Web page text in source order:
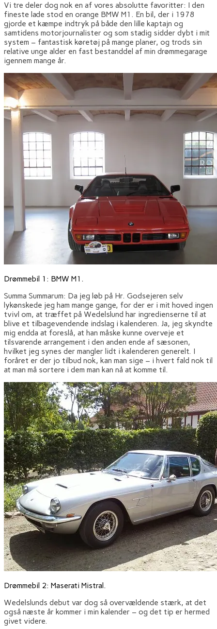
Vi tre deler dog nok en af vores absolutte favoritter: I den
fineste lade stod en orange BMW M1. En bil, der i 1978
gjorde et kæmpe indtryk på både den lille kaptajn og
samtidens motorjournalister og som stadig sidder dybt i mit
system – fantastisk køretøj på mange planer, og trods sin
relative unge alder en fast bestanddel af min drømmegarage
igennem mange år.
Drømmebil 1: BMW M1.
Summa Summarum: Da jeg løb på Hr. Godsejeren selv
lykønskede jeg ham mange gange, for der er i mit hoved ingen
tvivl om, at træffet på Wedelslund har ingredienserne til at
blive et tilbagevendende indslag i kalenderen. Ja, jeg skyndte
mig endda at foreslå, at han måske kunne overveje et
tilsvarende arrangement i den anden ende af sæsonen,
hvilket jeg synes der mangler lidt i kalenderen generelt. I
foråret er der jo tilbud nok, kan man sige – i hvert fald nok til
at man må sortere i dem man kan nå at komme til.
Drømmebil 2: Maserati Mistral.
Wedelslunds debut var dog så overvældende stærk, at det
også næste år kommer i min kalender – og det tip er hermed
givet videre.